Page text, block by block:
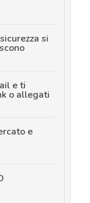
si
e ti
o allegati
e